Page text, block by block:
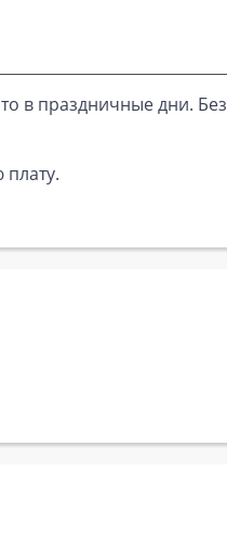
в праздничные дни. Без